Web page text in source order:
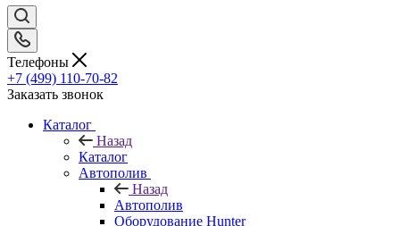
Телефоны
+7 (499) 110-70-82
Заказать звонок
Каталог
Назад
Каталог
Автополив
Назад
Автополив
Оборудование Hunter